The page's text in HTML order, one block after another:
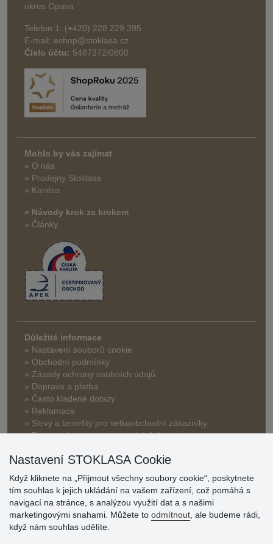
okres Opava
Telefon 1: (+420) 228 229 395
E-mail: eshop@stoklasa.cz
Číslo účtu: 5487372/0800
Mohlo by vás zajímat
» O nás
» Prodejny Stoklasa
» Kariéra
» Návody krok za krokem
» Články
Důležité informace
» Nastavení souborů cookie
» Obchodní podmínky
» Zásady ochrany osobních údajů
» Doprava a platba
» Často kladené dotazy
» Reklamace
» Slevy a benefity pro velkoobchodní zákazníky
» Bonusový program na prodejnách
Hodnocení
Nastavení STOKLASA Cookie
Když kliknete na „Přijmout všechny soubory cookie“, poskytnete
tím souhlas k jejich ukládání na vašem zařízení, což pomáhá s
navigací na stránce, s analýzou využití dat a s našimi
marketingovými snahami. Můžete to odmítnout , ale budeme rádi,
když nám souhlas udělíte.